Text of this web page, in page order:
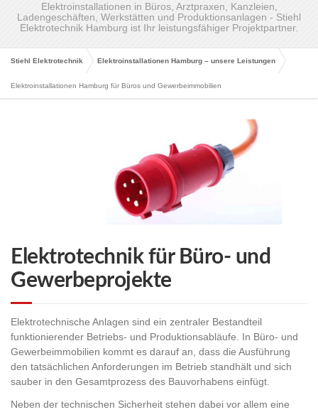
Elektroinstallationen in Büros, Arztpraxen, Kanzleien,
Ladengeschäften, Werkstätten und Produktionsanlagen - Stiehl
Elektrotechnik Hamburg ist Ihr leistungsfähiger Projektpartner.
Stiehl Elektrotechnik Elektroinstallationen Hamburg – unsere Leistungen
Elektroinstallationen Hamburg für Büros und Gewerbeimmobilien
Elektrotechnik für Büro- und
Gewerbeprojekte
Elektrotechnische Anlagen sind ein zentraler Bestandteil
funktionierender Betriebs- und Produktionsabläufe. In Büro- und
Gewerbeimmobilien kommt es darauf an, dass die Ausführung
den tatsächlichen Anforderungen im Betrieb standhält und sich
sauber in den Gesamtprozess des Bauvorhabens einfügt.
Neben der technischen Sicherheit stehen dabei vor allem eine